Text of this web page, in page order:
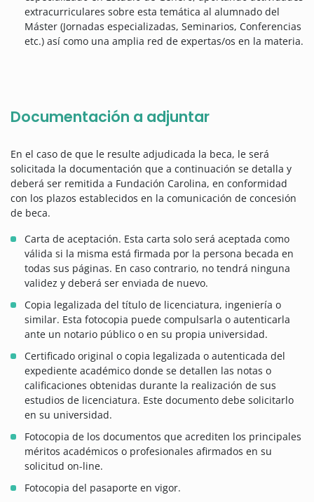
extracurriculares sobre esta temática al alumnado del
Máster (Jornadas especializadas, Seminarios, Conferencias
etc.) así como una amplia red de expertas/os en la materia.
Documentación a adjuntar
En el caso de que le resulte adjudicada la beca, le será
solicitada la documentación que a continuación se detalla y
deberá ser remitida a Fundación Carolina, en conformidad
con los plazos establecidos en la comunicación de concesión
de beca.
Carta de aceptación. Esta carta solo será aceptada como
válida si la misma está firmada por la persona becada en
todas sus páginas. En caso contrario, no tendrá ninguna
validez y deberá ser enviada de nuevo.
Copia legalizada del título de licenciatura, ingeniería o
similar. Esta fotocopia puede compulsarla o autenticarla
ante un notario público o en su propia universidad.
Certificado original o copia legalizada o autenticada del
expediente académico donde se detallen las notas o
calificaciones obtenidas durante la realización de sus
estudios de licenciatura. Este documento debe solicitarlo
en su universidad.
Fotocopia de los documentos que acrediten los principales
méritos académicos o profesionales afirmados en su
solicitud on-line.
Fotocopia del pasaporte en vigor.